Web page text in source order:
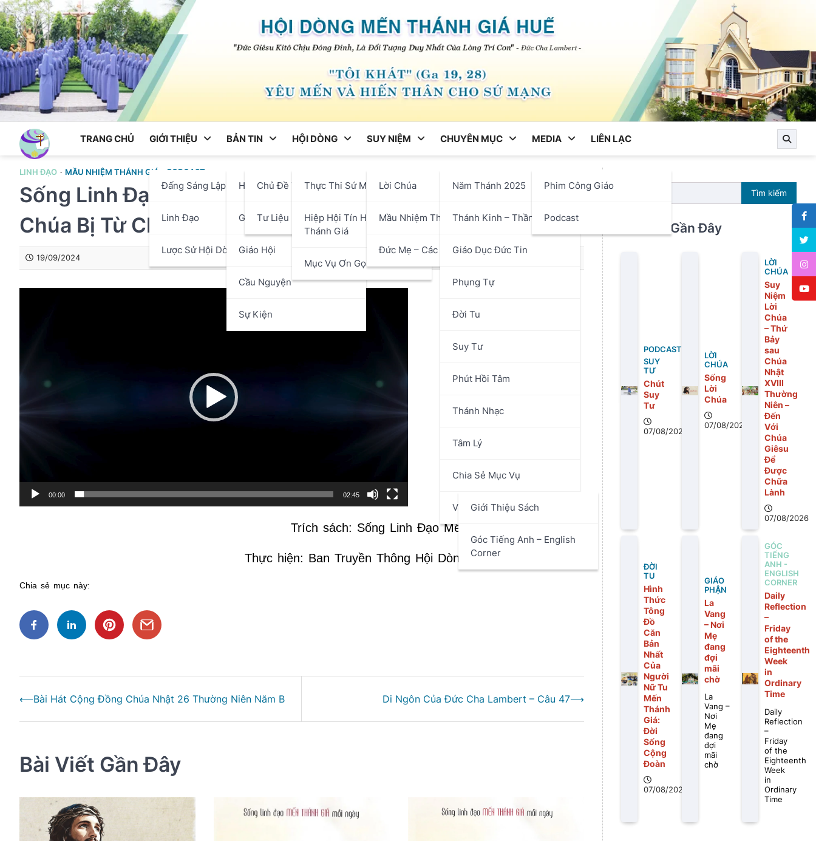
Skip
to
content
TRANG CHỦ GIỚI THIỆU
Đấng Sáng Lập
Linh Đạo
Lược Sử Hội Dòng
BẢN TIN
Hội Dòng
Chủ Đề Tháng
Tư Liệu
Giáo Phận
Giáo Hội
Cầu Nguyện
Sự Kiện
HỘI DÒNG
Thực Thi Sứ Mạng
Hiệp Hội Tín Hữu Mến
Thánh Giá
Mục Vụ Ơn Gọi
SUY NIỆM
Lời Chúa
Mầu Nhiệm Thánh Giá
Đức Mẹ – Các Thánh
CHUYÊN MỤC
Năm Thánh 2025
Thánh Kinh – Thần Học
Giáo Dục Đức Tin
Phụng Tự
Đời Tu
Suy Tư
Phút Hồi Tâm
Thánh Nhạc
Tâm Lý
Chia Sẻ Mục Vụ
Văn Hóa Nghệ Thuật
Giới Thiệu Sách
Góc Tiếng Anh – English
Corner
MEDIA
Phim Công Giáo
Podcast
LIÊN LẠC
LINH ĐẠO MẦU NHIỆM THÁNH GIÁ PODCAST
Sống Linh Đạo Mến Thánh giá Mỗi Ngày – Bài 17: Thiên
Chúa Bị Từ Chối
19/09/2024
00:00 02:45
Trích sách: Sống Linh Đạo Mến Thánh giá Mỗi Ngày
Thực hiện: Ban Truyền Thông Hội Dòng Mến Thánh Giá Huế
Chia sẻ mục này:
hướng
bài
⟵Bài Hát Cộng Đồng Chúa Nhật 26 Thường Niên Năm B Di Ngôn Của Đức Cha Lambert – Câu 47⟶
Bài Viết Gần Đây
Tìm kiếm
Bài Viết Gần Đây
PODCAST
SUY
TƯ
Chút
Suy
Tư
07/08/2026
LỜI
CHÚA
Sống
Lời
Chúa
07/08/2026
LỜI
CHÚA
Suy
Niệm
Lời
Chúa
– Thứ
Bảy
sau
Chúa
Nhật
XVIII
Thường
Niên –
Đến
Với
Chúa
Giêsu
Để
Được
Chữa
Lành
07/08/2026
ĐỜI
TU
Hình
Thức
Tông
Đồ
Căn
Bản
Nhất
Của
Người
Nữ Tu
Mến
Thánh
Giá:
Đời
Sống
Cộng
Đoàn
07/08/2026
GIÁO
PHẬN
La
Vang
– Nơi
Mẹ
đang
đợi
mãi
chờ
La
Vang –
Nơi
Mẹ
đang
đợi
mãi
chờ
GÓC
TIẾNG
ANH -
ENGLISH
CORNER
Daily
Reflection
–
Friday
of the
Eighteenth
Week
in
Ordinary
Time
Daily
Reflection
–
Friday
of the
Eighteenth
Week
in
Ordinary
Time